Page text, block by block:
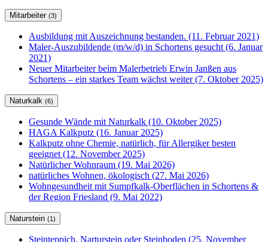
Mitarbeiter (3)
Ausbildung mit Auszeichnung bestanden. (11. Februar 2021)
Maler-Auszubildende (m/w/d) in Schortens gesucht (6. Januar
2021)
Neuer Mitarbeiter beim Malerbetrieb Erwin Janßen aus
Schortens – ein starkes Team wächst weiter (7. Oktober 2025)
Naturkalk (6)
Gesunde Wände mit Naturkalk (10. Oktober 2025)
HAGA Kalkputz (16. Januar 2025)
Kalkputz ohne Chemie, natürlich, für Allergiker besten
geeignet (12. November 2025)
Natürlicher Wohnraum (19. Mai 2026)
natürliches Wohnen, ökologisch (27. Mai 2026)
Wohngesundheit mit Sumpfkalk-Oberflächen in Schortens &
der Region Friesland (9. Mai 2022)
Naturstein (1)
Steinteppich, Narturstein oder Steinboden (25. November